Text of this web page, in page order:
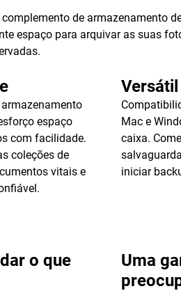
de armazenamento
espaço para arquivar as suas
espaço
com facilidade.
coleções de
vitais e
Mac e
caixa.
iniciar
o que
Uma